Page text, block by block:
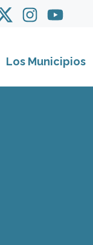
Los Municipios